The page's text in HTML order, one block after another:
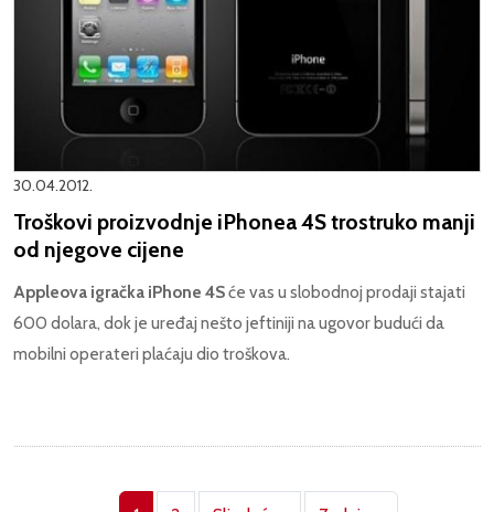
30.04.2012.
Troškovi proizvodnje iPhonea 4S trostruko manji
od njegove cijene
Appleova igračka iPhone 4Sće vas u slobodnoj prodaji stajati
600 dolara, dok je uređaj nešto jeftiniji na ugovor budući da
mobilni operateri plaćaju dio troškova.